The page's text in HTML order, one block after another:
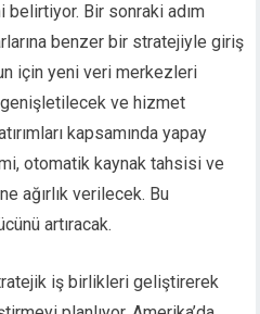
Bir sonraki adım
benzer bir stratejiyle giriş
için yeni veri merkezleri
genişletilecek ve hizmet
kapsamında yapay
otomatik kaynak tahsisi ve
ağırlık verilecek. Bu
artıracak.
iş birlikleri geliştirerek